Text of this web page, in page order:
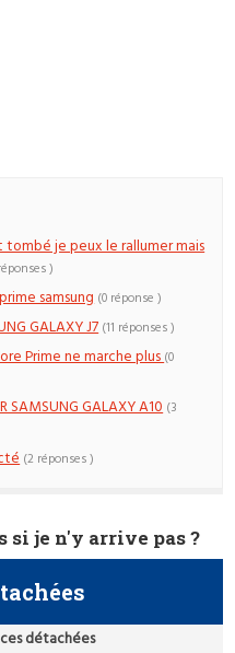
tombé je peux le rallumer mais
)
samsung (0 réponse )
GALAXY J7 (11 réponses )
Prime ne marche plus(0
SAMSUNG GALAXY A10 (3
(2 réponses )
si je n'y arrive pas ?
détachées